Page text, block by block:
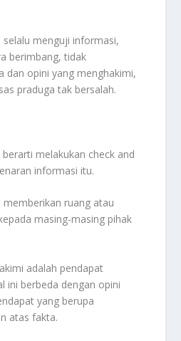
menguji informasi,
berimbang, tidak
dan opini yang menghakimi,
praduga tak bersalah.
melakukan check and
informasi itu.
memberikan ruang atau
masing-masing pihak
adalah pendapat
ini berbeda dengan opini
yang berupa
atas fakta.